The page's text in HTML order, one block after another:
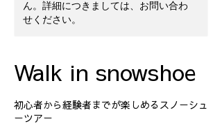
ん。詳細につきましては、お問い合わ
せください。
Walk in snowshoe
初心者から経験者までが楽しめるスノーシュ
ーツアー